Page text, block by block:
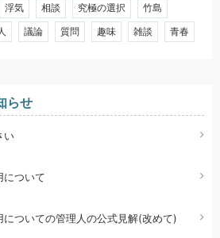
浮気 相談 究極の選択
竹島
議論 質問 趣味 雑談 青春
らせ
い
について
についての管理人の公式見解(改めて)